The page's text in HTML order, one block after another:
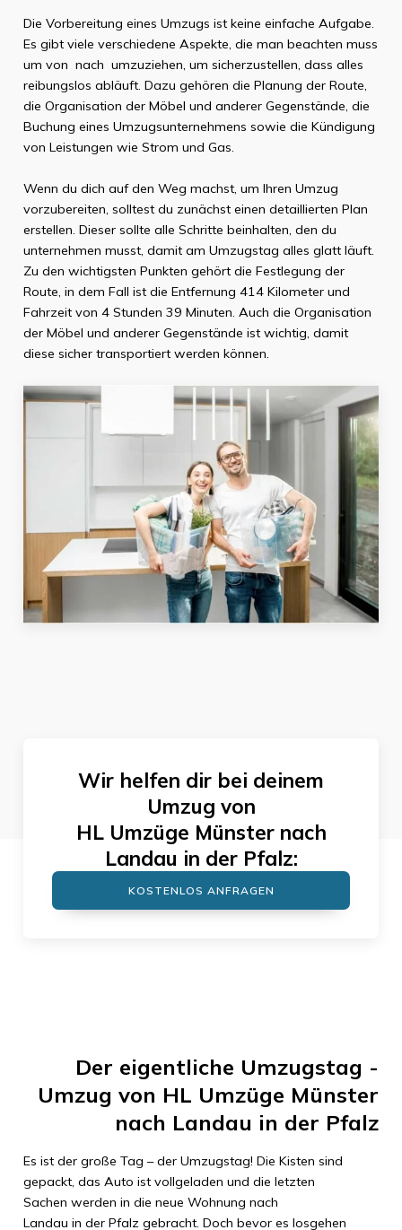
Die Vorbereitung eines Umzugs ist keine einfache Aufgabe.
Es gibt viele verschiedene Aspekte, die man beachten muss
um von nach umzuziehen, um sicherzustellen, dass alles
reibungslos abläuft. Dazu gehören die Planung der Route,
die Organisation der Möbel und anderer Gegenstände, die
Buchung eines Umzugsunternehmens sowie die Kündigung
von Leistungen wie Strom und Gas.
Wenn du dich auf den Weg machst, um Ihren Umzug
vorzubereiten, solltest du zunächst einen detaillierten Plan
erstellen. Dieser sollte alle Schritte beinhalten, den du
unternehmen musst, damit am Umzugstag alles glatt läuft.
Zu den wichtigsten Punkten gehört die Festlegung der
Route, in dem Fall ist die Entfernung 414 Kilometerund
Fahrzeit von 4 Stunden 39 Minuten. Auch die Organisation
der Möbel und anderer Gegenstände ist wichtig, damit
diese sicher transportiert werden können.
Wir helfen dir bei deinem
Umzug von
HL Umzüge Münsternach
Landau in der Pfalz:
KOSTENLOS ANFRAGEN
Der eigentliche Umzugstag -
Umzug von HL Umzüge Münster
nach Landau in der Pfalz
Es ist der große Tag – der Umzugstag! Die Kisten sind
gepackt, das Auto ist vollgeladen und die letzten
Sachen werden in die neue Wohnung nach
Landau in der Pfalzgebracht. Doch bevor es losgehen